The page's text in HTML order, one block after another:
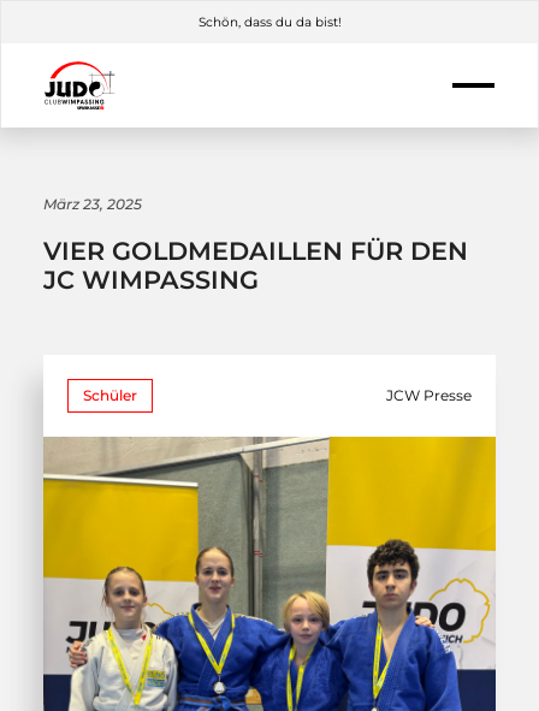
Schön, dass du da bist!
März 23, 2025
VIER GOLDMEDAILLEN FÜR DEN
JC WIMPASSING
Schüler JCW Presse